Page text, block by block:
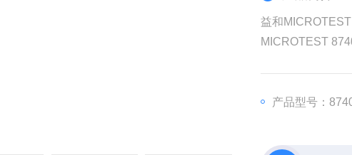
益和
MICROTEST
产品型号：8740N/